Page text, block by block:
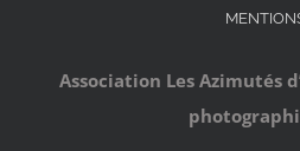
Association Les Azimutés